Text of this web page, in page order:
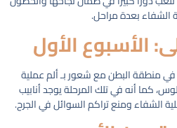
الشفاء بعدة مراحل.
الأسبوع الأول
منطقة البطن مع شعور بـ ألم عملية
كما أنه في تلك المرحلة يوجد أنابيب
الشفاء ومنع تراكم السوائل في الجرح.